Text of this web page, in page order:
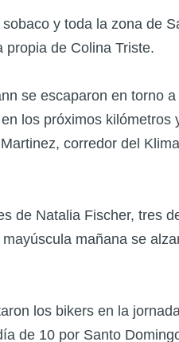
y toda la zona de
propia de Colina Triste.
se escaparon en torno a
los próximos kilómetros
corredor del
de Natalia Fischer, tres
mañana se
los bikers en la
de 10 por Santo